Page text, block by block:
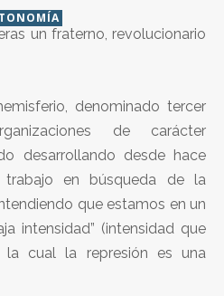
un fraterno, revolucionario
denominado tercer
de carácter
desarrollando desde hace
en búsqueda de la
que estamos en un
intensidad” (intensidad que
cual la represión es una